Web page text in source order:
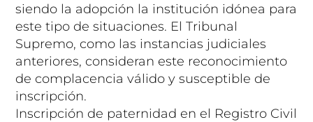
siendo la adopción la institución idónea para
este tipo de situaciones. El Tribunal
Supremo, como las instancias judiciales
anteriores, consideran este reconocimiento
de complacencia válido y susceptible de
inscripción.
Inscripción de paternidad en el Registro Civil